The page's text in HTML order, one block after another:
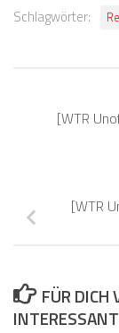
Schlagwörter:
[WTR
[WTR
FÜR DICH